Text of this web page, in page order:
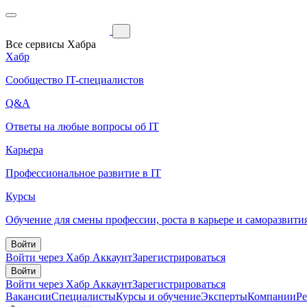
Все сервисы Хабра
Хабр
Сообщество IT-специалистов
Q&A
Ответы на любые вопросы об IT
Карьера
Профессиональное развитие в IT
Курсы
Обучение для смены профессии, роста в карьере и
Войти
Войти через Хабр АккаунтЗарегистрироваться
Войти
Войти через Хабр АккаунтЗарегистрироваться
ВакансииСпециалистыКурсы и обучениеЭкспертыКомпании